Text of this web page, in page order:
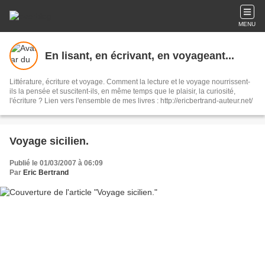
MENU
En lisant, en écrivant, en voyageant...
Littérature, écriture et voyage. Comment la lecture et le voyage nourrissent-
ils la pensée et suscitent-ils, en même temps que le plaisir, la curiosité,
l'écriture ? Lien vers l'ensemble de mes livres : http://ericbertrand-auteur.net/
Voyage sicilien.
Publié le 01/03/2007 à 06:09
Par Eric Bertrand